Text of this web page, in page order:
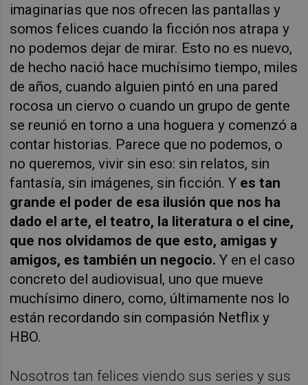
imaginarias que nos ofrecen las pantallas y
somos felices cuando la ficción nos atrapa y
no podemos dejar de mirar. Esto no es nuevo,
de hecho nació hace muchísimo tiempo, miles
de años, cuando alguien pintó en una pared
rocosa un ciervo o cuando un grupo de gente
se reunió en torno a una hoguera y comenzó a
contar historias. Parece que no podemos, o
no queremos, vivir sin eso: sin relatos, sin
fantasía, sin imágenes, sin ficción. Y es tan
grande el poder de esa ilusión que nos ha
dado el arte, el teatro, la literatura o el cine,
que nos olvidamos de que esto, amigas y
amigos, es también un negocio. Y en el caso
concreto del audiovisual, uno que mueve
muchísimo dinero, como, últimamente nos lo
están recordando sin compasión Netflix y
HBO.
Nosotros tan felices viendo sus series y sus